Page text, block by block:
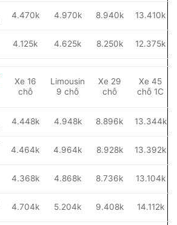
4.470k 4.970k 8.940k 13.410k
4.125k 4.625k 8.250k 12.375k
Xe 16
chỗ
Limousin
9 chỗ
Xe 29
chỗ
Xe 45
chỗ 1C
4.448k 4.948k 8.896k 13.344k
4.464k 4.964k 8.928k 13.392k
4.368k 4.868k 8.736k 13.104k
4.704k 5.204k 9.408k 14.112k